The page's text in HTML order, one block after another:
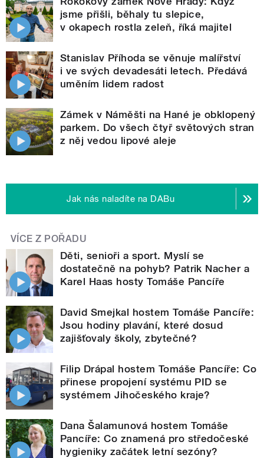
jsme přišli, běhaly tu slepice,
v okapech rostla zeleň, říká majitel
Stanislav Příhoda se věnuje malířství
i ve svých devadesáti letech. Předává
uměním lidem radost
Zámek v Náměšti na Hané je obklopený
parkem. Do všech čtyř světových stran
z něj vedou lipové aleje
Jak nás naladíte na DABu
VÍCE Z POŘADU
Děti, senioři a sport. Myslí se
dostatečně na pohyb? Patrik Nacher a
Karel Haas hosty Tomáše Pancíře
David Smejkal hostem Tomáše Pancíře:
Jsou hodiny plavání, které dosud
zajišťovaly školy, zbytečné?
Filip Drápal hostem Tomáše Pancíře: Co
přinese propojení systému PID se
systémem Jihočeského kraje?
Dana Šalamunová hostem Tomáše
Pancíře: Co znamená pro středočeské
hygieniky začátek letní sezóny?